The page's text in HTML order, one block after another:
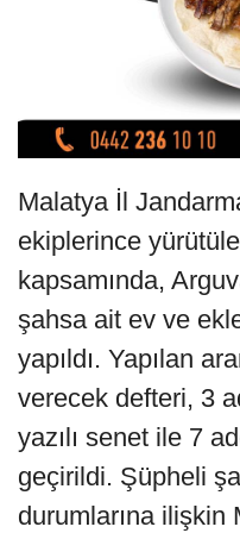
Malatya İl
ekiplerince
kapsamında,
şahsa ait ev ve
yapıldı. Yapılan
verecek defteri, 3
yazılı senet ile 7
geçirildi. Şüpheli
durumlarına ilişkin